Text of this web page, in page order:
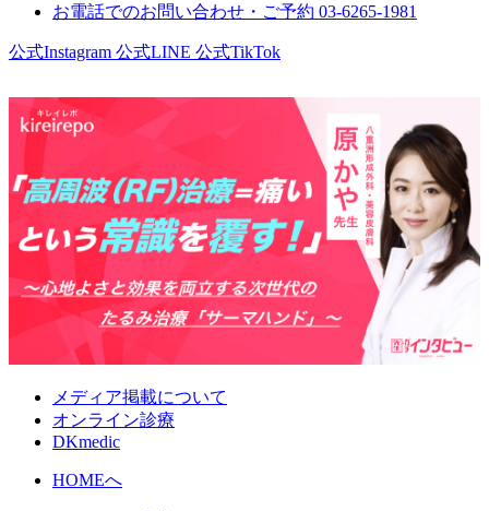
お電話でのお問い合わせ・ご予約 03-6265-1981
公式Instagram 公式LINE 公式TikTok
メディア掲載について
オンライン診療
DKmedic
HOMEへ